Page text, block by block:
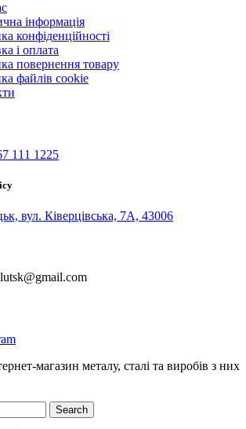
інформація
конфіденційності
і оплата
повернення товару
файлів cookie
111 1225
вул. Ківерцівська, 7А, 43006
магазин металу, сталі та виробів з них
Search